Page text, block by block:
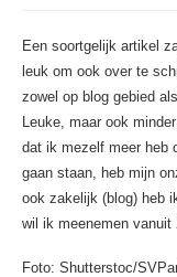
Een soortgelijk artikel
leuk om ook over te
zowel op blog gebied
Leuke, maar ook
dat ik mezelf meer heb
gaan staan, heb mijn
ook zakelijk (blog) heb
wil ik meenemen vanuit
Foto: Shutterstoc/